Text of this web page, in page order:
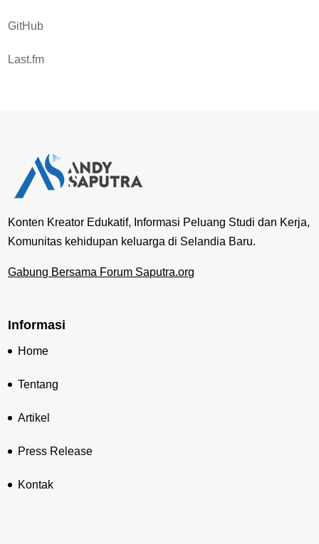
GitHub
Last.fm
Konten Kreator Edukatif, Informasi Peluang Studi dan Kerja,
Komunitas kehidupan keluarga di Selandia Baru.
Gabung Bersama Forum Saputra.org
Informasi
Home
Tentang
Artikel
Press Release
Kontak